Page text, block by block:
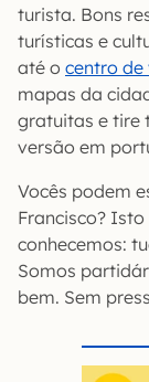
turista. Bons
turísticas e
até o centro
mapas da
gratuitas e tire
versão em
Vocês podem
Francisco?
conhecemos:
Somos
bem. Sem